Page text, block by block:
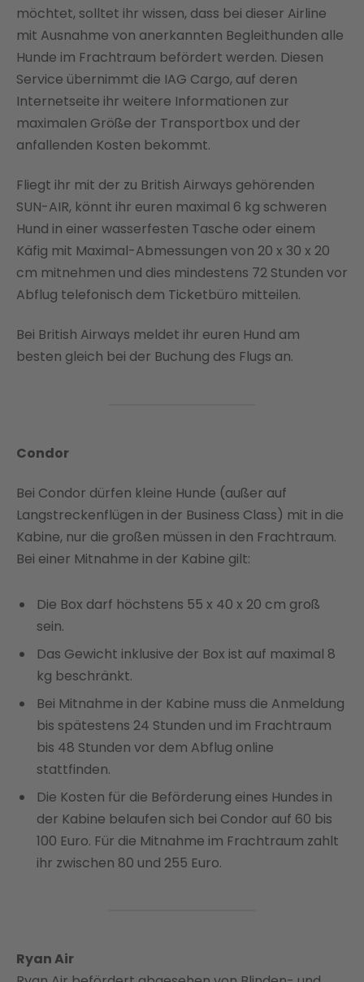
möchtet, solltet ihr wissen, dass bei dieser Airline
mit Ausnahme von anerkannten Begleithunden alle
Hunde im Frachtraum befördert werden. Diesen
Service übernimmt die IAG Cargo, auf deren
Internetseite ihr weitere Informationen zur
maximalen Größe der Transportbox und der
anfallenden Kosten bekommt.
Fliegt ihr mit der zu British Airways gehörenden
SUN-AIR, könnt ihr euren maximal 6 kg schweren
Hund in einer wasserfesten Tasche oder einem
Käfig mit Maximal-Abmessungen von 20 x 30 x 20
cm mitnehmen und dies mindestens 72 Stunden vor
Abflug telefonisch dem Ticketbüro mitteilen.
Bei British Airways meldet ihr euren Hund am
besten gleich bei der Buchung des Flugs an.
Condor
Bei Condor dürfen kleine Hunde (außer auf
Langstreckenflügen in der Business Class) mit in die
Kabine, nur die großen müssen in den Frachtraum.
Bei einer Mitnahme in der Kabine gilt:
Die Box darf höchstens 55 x 40 x 20 cm groß
sein.
Das Gewicht inklusive der Box ist auf maximal 8
kg beschränkt.
Bei Mitnahme in der Kabine muss die Anmeldung
bis spätestens 24 Stunden und im Frachtraum
bis 48 Stunden vor dem Abflug online
stattfinden.
Die Kosten für die Beförderung eines Hundes in
der Kabine belaufen sich bei Condor auf 60 bis
100 Euro. Für die Mitnahme im Frachtraum zahlt
ihr zwischen 80 und 255 Euro.
Ryan Air